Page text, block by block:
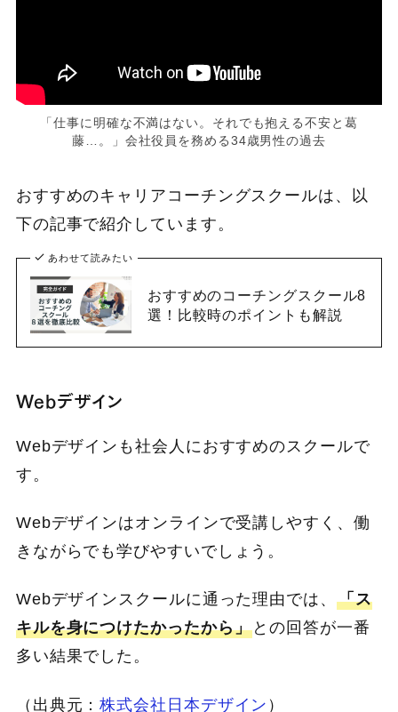
「仕事に明確な不満はない。それでも抱える不安と葛
藤…。」会社役員を務める34歳男性の過去
おすすめのキャリアコーチングスクールは、以
下の記事で紹介しています。
あわせて読みたい
おすすめのコーチングスクール8
選！比較時のポイントも解説
Webデザイン
Webデザインも社会人におすすめのスクールで
す。
Webデザインはオンラインで受講しやすく、働
きながらでも学びやすいでしょう。
Webデザインスクールに通った理由では、 「ス
キルを身につけたかったから」 との回答が一番
多い結果でした。
（出典元：株式会社日本デザイン ）